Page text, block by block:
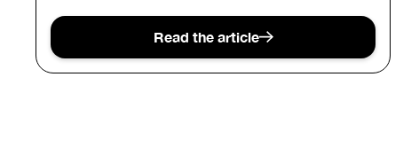
Read the article